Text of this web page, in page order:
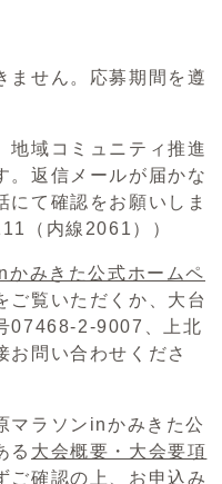
ません。応募期間を遵
地域コミュニティ推進
。返信メールが届かな
にて確認をお願いしま
（内線2061））
かみきた公式ホームペ
ご覧いただくか、大台
07468-2-9007、上北
お問い合わせくださ
マラソンinかみきた公
る 大会概要・大会要項
ご確認の上、お申込み